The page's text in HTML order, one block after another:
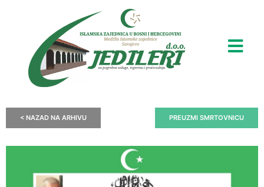
< NAZAD NA ARHIVU PREUZMI SMRTOVNICU